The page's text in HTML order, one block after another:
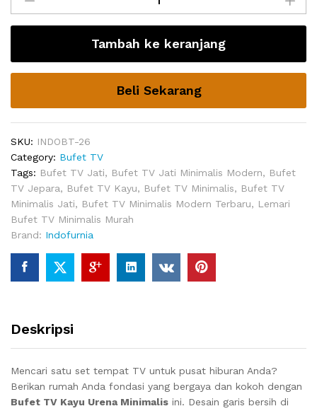
Kayu
Urena
quantity
Tambah ke keranjang
Beli Sekarang
SKU: INDOBT-26
Category: Bufet TV
Tags: Bufet TV Jati, Bufet TV Jati Minimalis Modern, Bufet
TV Jepara, Bufet TV Kayu, Bufet TV Minimalis, Bufet TV
Minimalis Jati, Bufet TV Minimalis Modern Terbaru, Lemari
Bufet TV Minimalis Murah
Brand: Indofurnia
Deskripsi
Mencari satu set tempat TV untuk pusat hiburan Anda?
Berikan rumah Anda fondasi yang bergaya dan kokoh dengan
Bufet TV Kayu Urena Minimalis ini. Desain garis bersih di